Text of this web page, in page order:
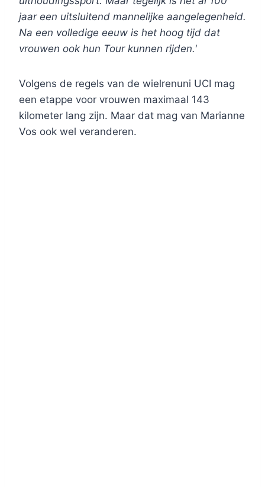
jaar een uitsluitend mannelijke aangelegenheid.
Na een volledige eeuw is het hoog tijd dat
vrouwen ook hun Tour kunnen rijden.'
Volgens de regels van de wielrenuni UCI mag
een etappe voor vrouwen maximaal 143
kilometer lang zijn. Maar dat mag van Marianne
Vos ook wel veranderen.